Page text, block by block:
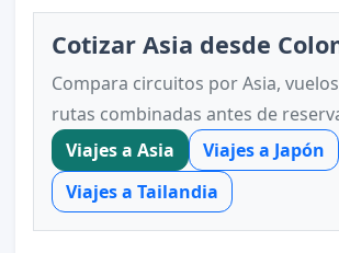
Cotizar Asia desde
Compara circuitos por Asia,
rutas combinadas antes de
Viajes a Asia
Viajes a Japón
Viajes a Tailandia